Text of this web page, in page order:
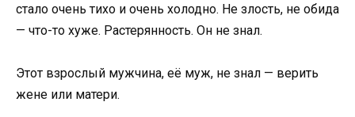
стало очень тихо и очень холодно. Не злость, не обида
— что-то хуже. Растерянность. Он не знал.
Этот взрослый мужчина, её муж, не знал — верить
жене или матери.